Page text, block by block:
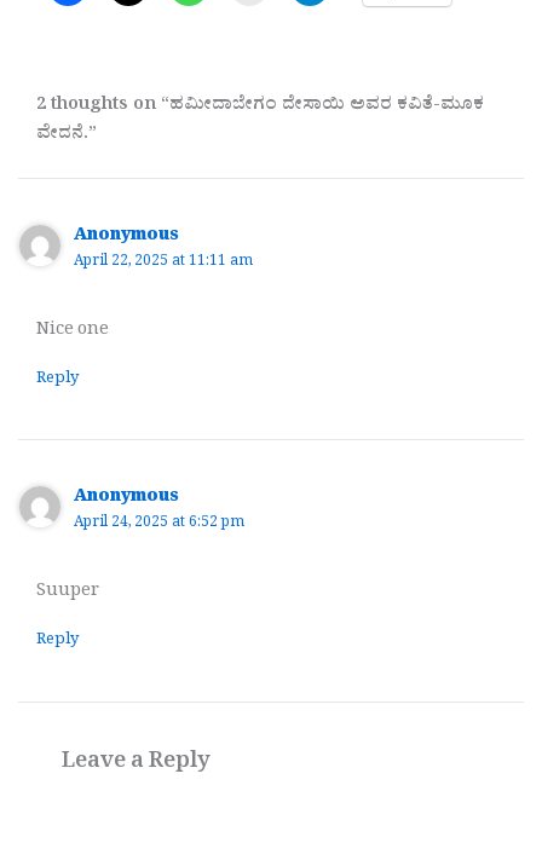
2 thoughts on “ಹಮೀದಾಬೇಗಂ ದೇಸಾಯಿ ಅವರ ಕವಿತೆ-ಮೂಕ
ವೇದನೆ.”
Anonymous
April 22, 2025 at 11:11 am
Nice one
Reply
Anonymous
April 24, 2025 at 6:52 pm
Suuper
Reply
Leave a Reply